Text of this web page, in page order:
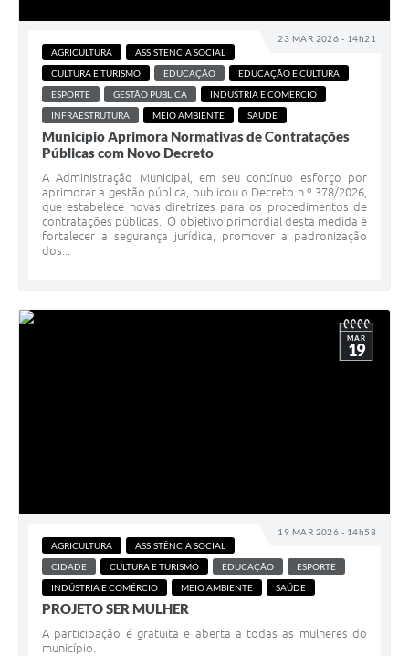
23 MAR 2026 - 14h21
AGRICULTURA
ASSISTÊNCIA SOCIAL
CULTURA E TURISMO
EDUCAÇÃO
EDUCAÇÃO E CULTURA
ESPORTE
GESTÃO PÚBLICA
INDÚSTRIA E COMÉRCIO
INFRAESTRUTURA
MEIO AMBIENTE SAÚDE
Município Aprimora Normativas de Contratações
Públicas com Novo Decreto
A Administração Municipal, em seu contínuo esforço por
aprimorar a gestão pública, publicou o Decreto n.º 378/2026,
que estabelece novas diretrizes para os procedimentos de
contratações públicas. O objetivo primordial desta medida é
fortalecer a segurança jurídica, promover a padronização
dos...
19 MAR 2026 - 14h58
MAR
19
AGRICULTURA
ASSISTÊNCIA SOCIAL
CIDADE
CULTURA E TURISMO EDUCAÇÃO
ESPORTE
INDÚSTRIA E COMÉRCIO
MEIO AMBIENTE SAÚDE
PROJETO SER MULHER
A participação é gratuita e aberta a todas as mulheres do
município.